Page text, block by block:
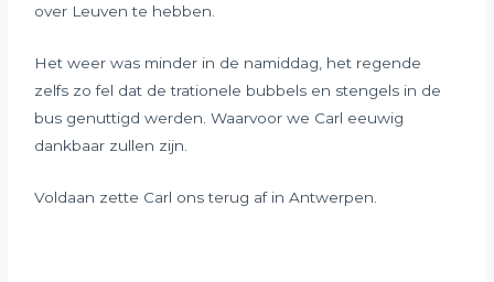
over Leuven te hebben.
Het weer was minder in de namiddag, het regende
zelfs zo fel dat de trationele bubbels en stengels in de
bus genuttigd werden. Waarvoor we Carl eeuwig
dankbaar zullen zijn.
Voldaan zette Carl ons terug af in Antwerpen.